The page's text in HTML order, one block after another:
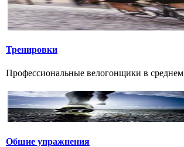
Тренировки
Профессиональные велогонщики в среднем
Обшие упражнения